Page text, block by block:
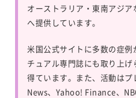
オーストラリア・東南アジ
へ提供しています。
米国公式サイトに多数の症
チュアル専門誌にも取り上
得ています。また、活動は
News、Yahoo! Finance、